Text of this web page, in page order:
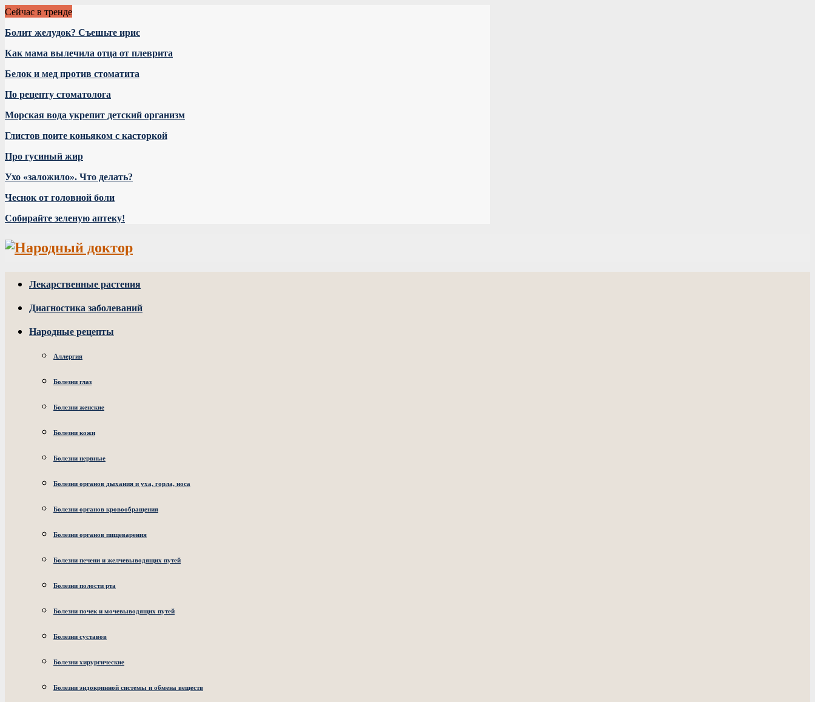
Сейчас в тренде
Болит желудок? Съешьте ирис
Как мама вылечила отца от плеврита
Белок и мед против стоматита
По рецепту стоматолога
Морская вода укрепит детский организм
Глистов поите коньяком с касторкой
Про гусиный жир
Ухо «заложило». Что делать?
Чеснок от головной боли
Собирайте зеленую аптеку!
Лекарственные растения
Диагностика заболеваний
Народные рецепты
Аллергия
Болезни глаз
Болезни женские
Болезни кожи
Болезни нервные
Болезни органов дыхания и уха, горла, носа
Болезни органов кровообращения
Болезни органов пищеварения
Болезни печени и желчевыводящих путей
Болезни полости рта
Болезни почек и мочевыводящих путей
Болезни суставов
Болезни хирургические
Болезни эндокринной системы и обмена веществ